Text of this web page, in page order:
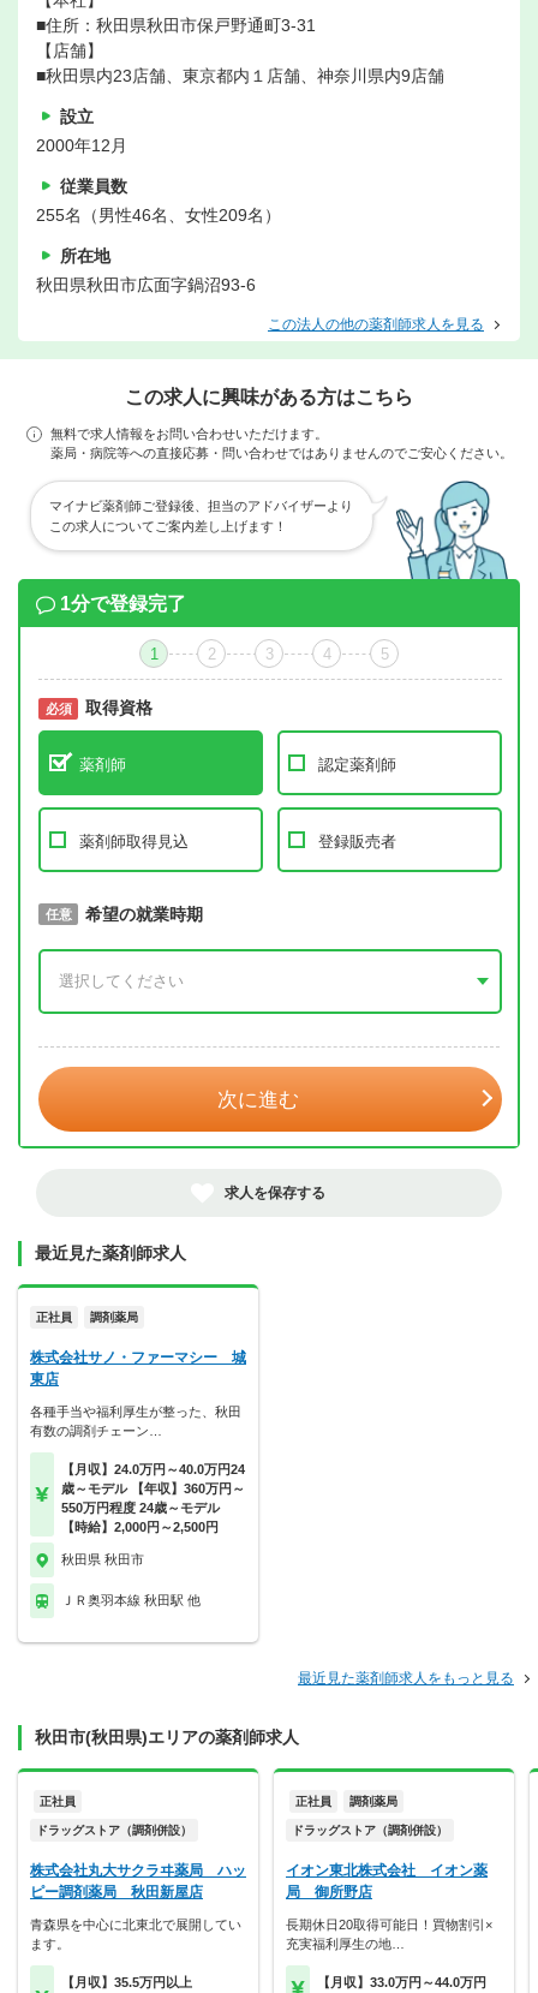
■住所：秋田県秋田市保戸野通町3-31
【店舗】
■秋田県内23店舗、東京都内１店舗、神奈川県内9店舗
設立
2000年12月
従業員数
255名（男性46名、女性209名）
所在地
秋田県秋田市広面字鍋沼93-6
この法人の他の薬剤師求人を見る
この求人に興味がある方はこちら
無料で求人情報をお問い合わせいただけます。
薬局・病院等への直接応募・問い合わせではありませんのでご安心ください。
マイナビ薬剤師ご登録後、担当のアドバイザーより
この求人についてご案内差し上げます！
1分で登録完了
1 2 3 4 5
必須 取得資格
薬剤師 認定薬剤師
薬剤師取得見込 登録販売者
必須 取得予定年
任意 希望の就業時期
次に進む
求人を保存する
最近見た薬剤師求人
正社員 調剤薬局
株式会社サノ・ファーマシー 城
東店
各種手当や福利厚生が整った、秋田
有数の調剤チェーン…
【月収】24.0万円～40.0万円24
歳～モデル 【年収】360万円～
550万円程度 24歳～モデル
【時給】2,000円～2,500円
秋田県 秋田市
ＪＲ奥羽本線 秋田駅 他
最近見た薬剤師求人をもっと見る
秋田市(秋田県)エリアの薬剤師求人
正社員
ドラッグストア（調剤併設）
株式会社丸大サクラヰ薬局 ハッ
ピー調剤薬局 秋田新屋店
青森県を中心に北東北で展開してい
ます。
【月収】35.5万円以上
正社員 調剤薬局
ドラッグストア（調剤併設）
イオン東北株式会社 イオン薬
局 御所野店
長期休日20取得可能日！買物割引×
充実福利厚生の地…
【月収】33.0万円～44.0万円